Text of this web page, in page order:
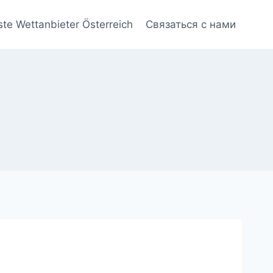
Wettanbieter Österreich Связаться с нами